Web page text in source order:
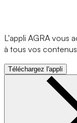
L'appli AGRA vous
à tous vos
Téléchargez l'appli